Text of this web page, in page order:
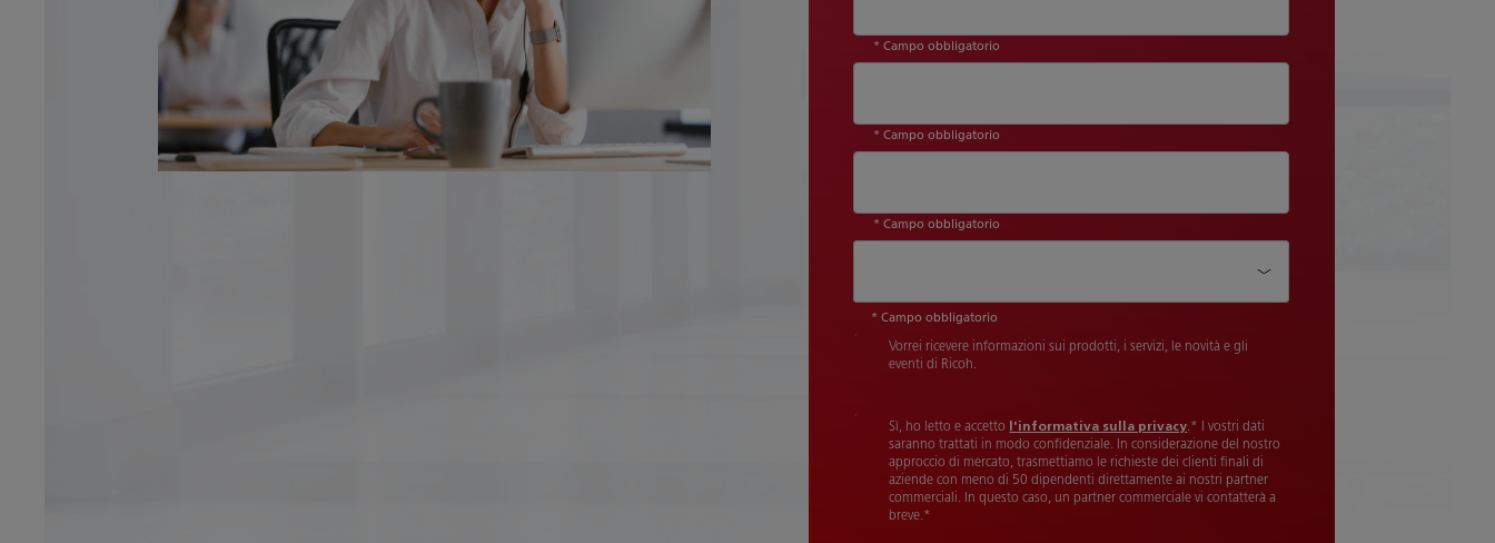
* Campo obbligatorio
* Campo obbligatorio
* Campo obbligatorio
* Campo obbligatorio
Vorrei ricevere informazioni sui prodotti, i servizi, le novità e gli
eventi di Ricoh.
Sì, ho letto e accetto l'informativa sulla privacy.* I vostri dati
saranno trattati in modo confidenziale. In considerazione del nostro
approccio di mercato, trasmettiamo le richieste dei clienti finali di
aziende con meno di 50 dipendenti direttamente ai nostri partner
commerciali. In questo caso, un partner commerciale vi contatterà a
breve.*